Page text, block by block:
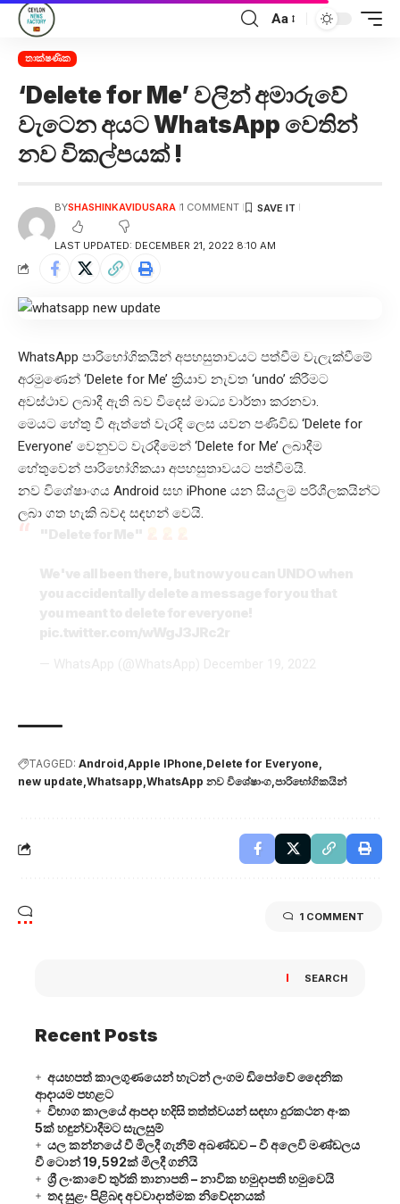
Aa
තාක්ෂණික
‘Delete for Me’ වලින් අමාරුවේ
වැටෙන අයට WhatsApp වෙතින්
නව විකල්පයක් !
LAST UPDATED: DECEMBER 21, 2022 8:10 AM
BYSHASHINKAVIDUSARA 1 COMMENT
WhatsApp පාරිභෝගිකයින් අපහසුතාවයට පත්වීම වැලැක්වීමේ
අරමුණෙන් ‘Delete for Me’ ක්‍රියාව නැවත ‘undo’ කිරීමට
අවස්ථාව ලබාදී ඇති බව විදෙස් මාධ්‍ය වාර්තා කරනවා.
මෙයට හේතු වී ඇත්තේ වැරදි ලෙස යවන පණිවිඩ ‘Delete for
Everyone’ වෙනුවට වැරදීමෙන් ‘Delete for Me’ ලබාදීම
හේතුවෙන් පාරිභෝගිකයා අපහසුතාවයට පත්වීමයි.
නව විශේෂාංගය Android සහ iPhone යන සියලුම පරිශීලකයින්ට
ලබා ගත හැකි බවද සඳහන් වෙයි.
TAGGED: Android Apple IPhone Delete for Everyone
new update Whatsapp WhatsApp නව විශේෂාංග පාරිභෝගිකයින්
1 COMMENT
SEARCH
Recent Posts
අයහපත් කාලගුණයෙන් හැටන් ලංගම ඩිපෝවේ දෛනික
ආදායම පහළට
විභාග කාලයේ ආපදා හදිසි තත්ත්වයන් සඳහා දුරකථන අංක
5ක් හඳුන්වාදීමට සැලසුම්
යල කන්නයේ වී මිලදී ගැනීම් අඛණ්ඩව – වී අලෙවි මණ්ඩලය
වී ටොන් 19,592ක් මිලදී ගනියි
ශ්‍රී ලංකාවේ තුර්කි තානාපති – නාවික හමුදාපති හමුවෙයි
තද සුළං පිළිබඳ අවවාදාත්මක නිවේදනයක්